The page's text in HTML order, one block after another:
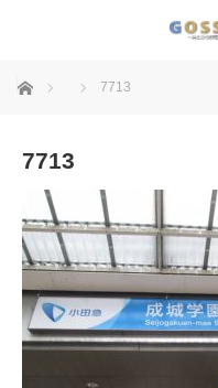
ホーム 7713
7713